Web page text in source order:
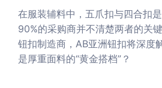
在服装辅料中，五爪扣与四合扣
90%的采购商并不清楚两者的关
钮扣制造商，AB亚洲钮扣将深度
是厚重面料的“黄金搭档”？